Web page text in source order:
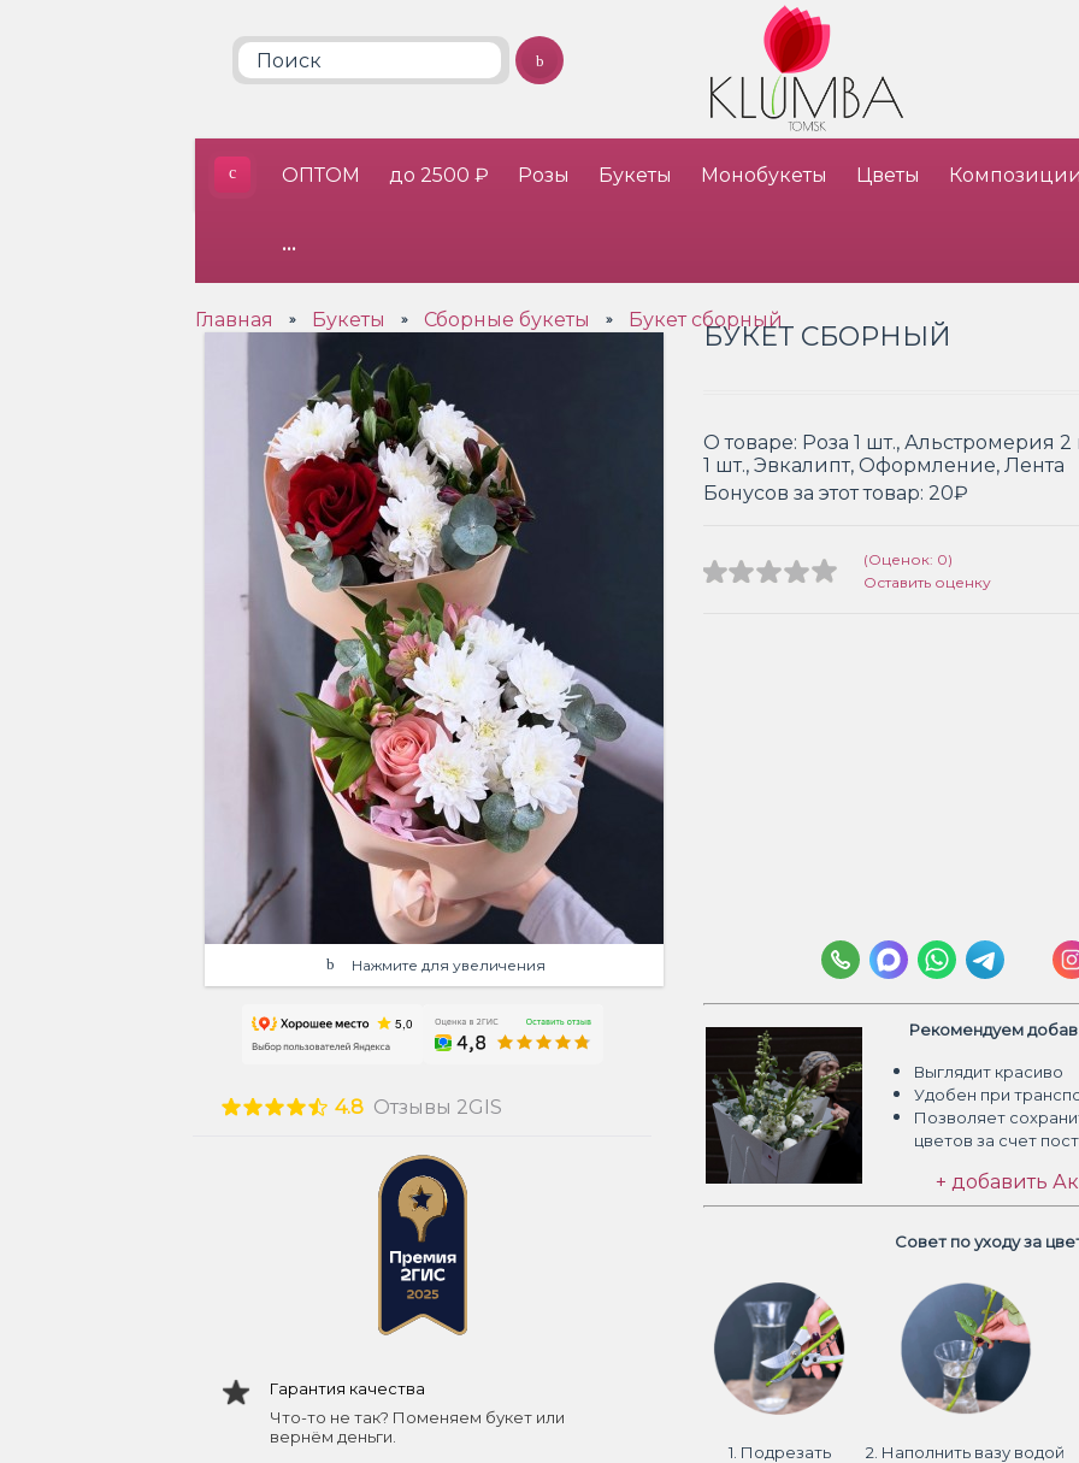
ОПТОМ до 2500 ₽ Розы Букеты Монобукеты Цветы
•••
Главная » Букеты » Сборные букеты » Букет сборный
Нажмите для увеличения
4.8 Отзывы 2GIS
Гарантия качества
Что-то не так? Поменяем букет или
вернём деньги.
БУКЕТ СБОРНЫЙ
О товаре: Роза 1 шт., Альстромерия
1 шт., Эвкалипт, Оформление, Лента
Бонусов за этот товар: 20₽
(Оценок: 0)
Оставить оценку
Рекомендуем
Выглядит красиво
Удобен при
Позволяет
цветов за счет
+ добавить
Совет по уходу за
1. Подрезать
2. Наполнить вазу водой